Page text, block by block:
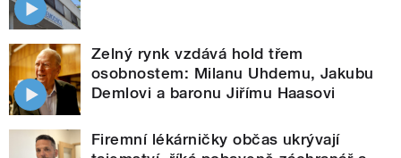
Zelný rynk vzdává hold třem
osobnostem: Milanu Uhdemu, Jakubu
Demlovi a baronu Jiřímu Haasovi
Firemní lékárničky občas ukrývají